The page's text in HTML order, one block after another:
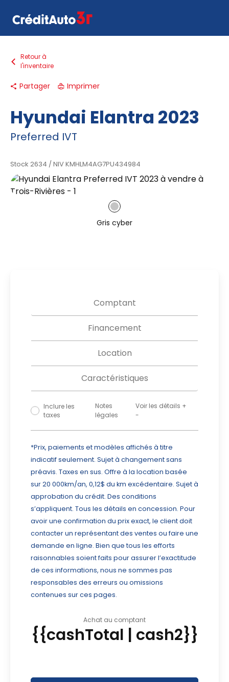
Faire une demande
Comment ça marche
Inventaire
EN
Retour à
l'inventaire
Partager Imprimer
Hyundai Elantra 2023
Preferred IVT
Stock 2634 /NIV KMHLM4AG7PU434984
Gris cyber
Comptant
Financement
Location
Caractéristiques
Inclure les
taxes
Notes
légales
Masquer les détails
-
*Prix, paiements et modèles affichés à titre
indicatif seulement. Sujet à changement sans
préavis. Taxes en sus. Offre à la location basée
sur 20 000km/an, 0,12$ du km excédentaire. Sujet à
approbation du crédit. Des conditions
s’appliquent. Tous les détails en concession. Pour
avoir une confirmation du prix exact, le client doit
contacter un représentant des ventes ou faire une
demande en ligne. Bien que tous les efforts
raisonnables soient faits pour assurer l’exactitude
de ces informations, nous ne sommes pas
responsables des erreurs ou omissions
contenues sur ces pages.
Achat au comptant
{{cashTotal | cash2}}